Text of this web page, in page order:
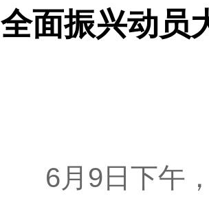
全面振兴动员
6月9日下午，